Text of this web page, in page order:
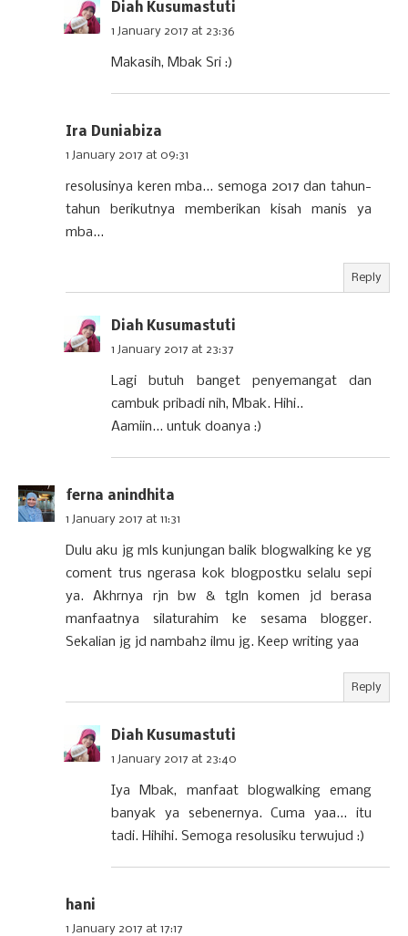
Diah Kusumastuti
1 January 2017 at 23:36
Makasih, Mbak Sri :)
Ira Duniabiza
1 January 2017 at 09:31
resolusinya keren mba... semoga 2017 dan tahun-
tahun berikutnya memberikan kisah manis ya
mba...
Reply
Diah Kusumastuti
1 January 2017 at 23:37
Lagi butuh banget penyemangat dan
cambuk pribadi nih, Mbak. Hihi..
Aamiin... untuk doanya :)
ferna anindhita
1 January 2017 at 11:31
Dulu aku jg mls kunjungan balik blogwalking ke yg
coment trus ngerasa kok blogpostku selalu sepi
ya. Akhrnya rjn bw & tgln komen jd berasa
manfaatnya silaturahim ke sesama blogger.
Sekalian jg jd nambah2 ilmu jg. Keep writing yaa
Reply
Diah Kusumastuti
1 January 2017 at 23:40
Iya Mbak, manfaat blogwalking emang
banyak ya sebenernya. Cuma yaa... itu
tadi. Hihihi. Semoga resolusiku terwujud :)
hani
1 January 2017 at 17:17